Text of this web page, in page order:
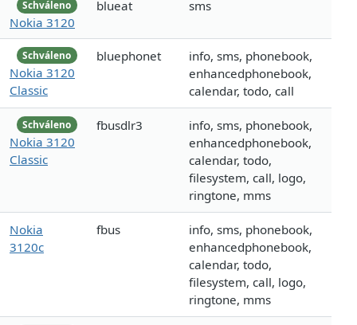
Schváleno
Nokia 3120
blueat sms
Schváleno
Nokia 3120
Classic
bluephonet
info, sms, phonebook,
enhancedphonebook,
calendar, todo, call
Schváleno
Nokia 3120
Classic
fbusdlr3
info, sms, phonebook,
enhancedphonebook,
calendar, todo,
filesystem, call, logo,
ringtone, mms
Nokia
3120c
fbus
info, sms, phonebook,
enhancedphonebook,
calendar, todo,
filesystem, call, logo,
ringtone, mms